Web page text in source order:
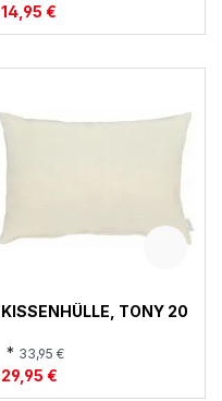
14,95 €
KISSENHÜLLE, TONY 20
* 33,95 €
29,95 €